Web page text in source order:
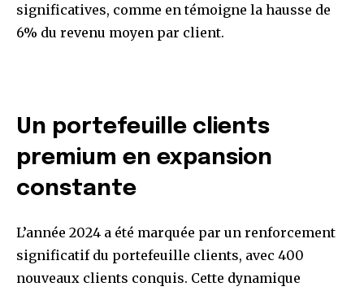
significatives, comme en témoigne la hausse de
6% du revenu moyen par client.
Un portefeuille clients
premium en expansion
constante
L’année 2024 a été marquée par un renforcement
significatif du portefeuille clients, avec 400
nouveaux clients conquis. Cette dynamique